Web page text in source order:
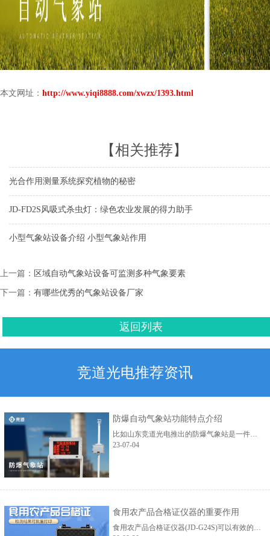
本文网址： http://www.yiqi8888.com/xwzx/1393.html
【相关推荐】
光合作用测量系统探究植物的秘密
JD-FD2S风吸式杀虫灯：绿色农业发展的得力助手
小型气象站设备介绍 小型气象站作用
上一篇： 区域自动气象站设备可监测多种气象要素
下一篇： 有哪些优秀的气象站设备厂家
返回列表
竞道光电推荐资讯
防爆自动气象站功能特点介绍
比如山东竞道光电推出的防爆气象站是一件能够监测五种气象要素的气象站设备，主要是能够对风速、风向、温度、湿度、大气压力五种气象要素。在传感器的使用上，防爆自动气象站采用的是一体式防爆传感器，能够安全的使用在各种气象监测环境中。...
23-07-04
食用农产品合格证仪器的重要作用